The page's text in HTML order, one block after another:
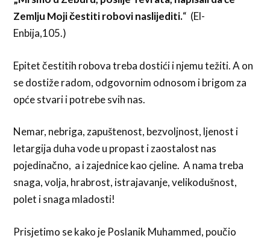
Zemlju Moji čestiti robovi naslijediti.“ (El-
Enbija,105.)
Epitet čestitih robova treba dostići i njemu težiti. A on
se dostiže radom, odgovornim odnosom i brigom za
opće stvari i potrebe svih nas.
Nemar, nebriga, zapuštenost, bezvoljnost, ljenost i
letargija duha vode u propast i zaostalost nas
pojedinačno, a i zajednice kao cjeline. A nama treba
snaga, volja, hrabrost, istrajavanje, velikodušnost,
polet i snaga mladosti!
Prisjetimo se kako je Poslanik Muhammed, poučio